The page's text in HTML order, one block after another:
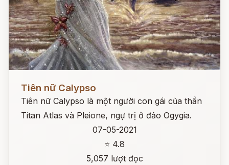
Tiên nữ Calypso
Tiên nữ Calypso là một người con gái của thần
Titan Atlas và Pleione, ngự trị ở đảo Ogygia.
07-05-2021
⭐ 4.8
5,057 lượt đọc